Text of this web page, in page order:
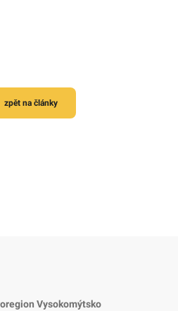
zpět na články
Vysokomýtsko